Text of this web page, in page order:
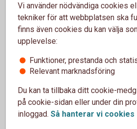
Kan jag skriva ut
Kan jag se vem som har fört
Kort
Vi använder nödvändiga cookies
tekniker för att webbplatsen ska
finns även cookies du kan välja
upplevelse:
Funktioner, prestanda och
Relevant marknadsföring
Du kan ta tillbaka ditt cookie-
på cookie-sidan eller under din
inloggad. Så hanterar vi cookies